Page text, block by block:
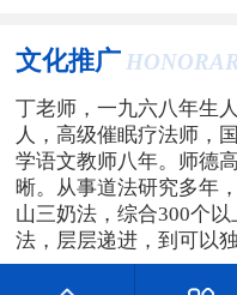
文化推广
丁老师，一九六八年生
人，高级催眠疗法师，
学语文教师八年。师德
晰。从事道法研究多年
山三奶法，综合300个
法，层层递进，到可以